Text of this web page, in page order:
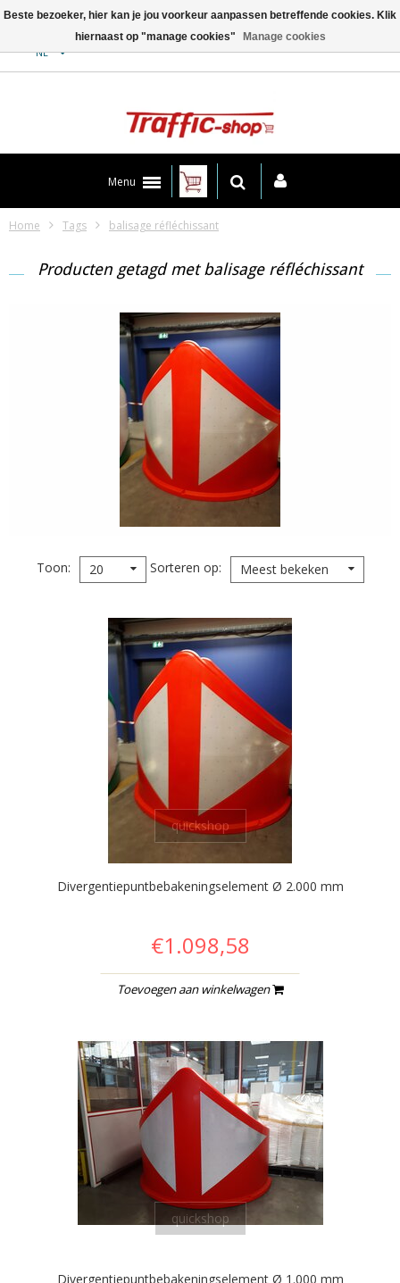
NL
Menu
Home Tags balisage réfléchissant
Producten getagd met balisage réfléchissant
Toon 20 Sorteren op Meest bekeken
quickshop
Divergentiepuntbebakeningselement Ø 2.000 mm
€1.098,58
Toevoegen aan winkelwagen
quickshop
Divergentiepuntbebakeningselement Ø 1.000 mm
Beste bezoeker, hier kan je jou voorkeur aanpassen betreffende cookies. Klik
hiernaast op "manage cookies"
Manage cookies